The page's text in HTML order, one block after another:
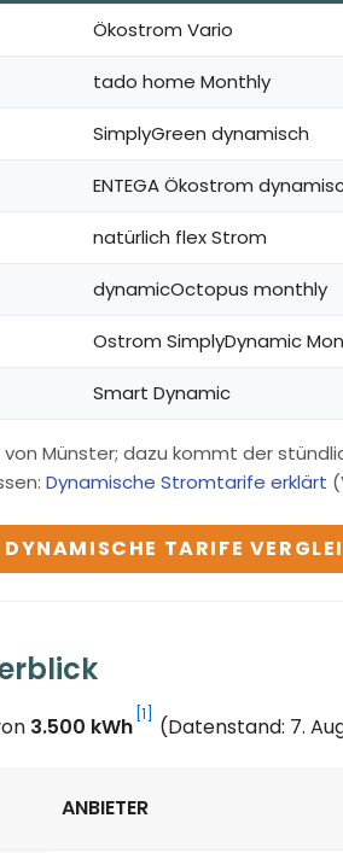
Ökostrom Vario
tado home Monthly
SimplyGreen dynamisch
ENTEGA Ökostrom
natürlich flex Strom
dynamicOctopus monthly
Ostrom SimplyDynamic
Smart Dynamic
Münster; dazu kommt der
Dynamische Stromtarife erklärt
DYNAMISCHE TARIFE
3.500 kWh [1] (Datenstand: 7.
ANBIETER